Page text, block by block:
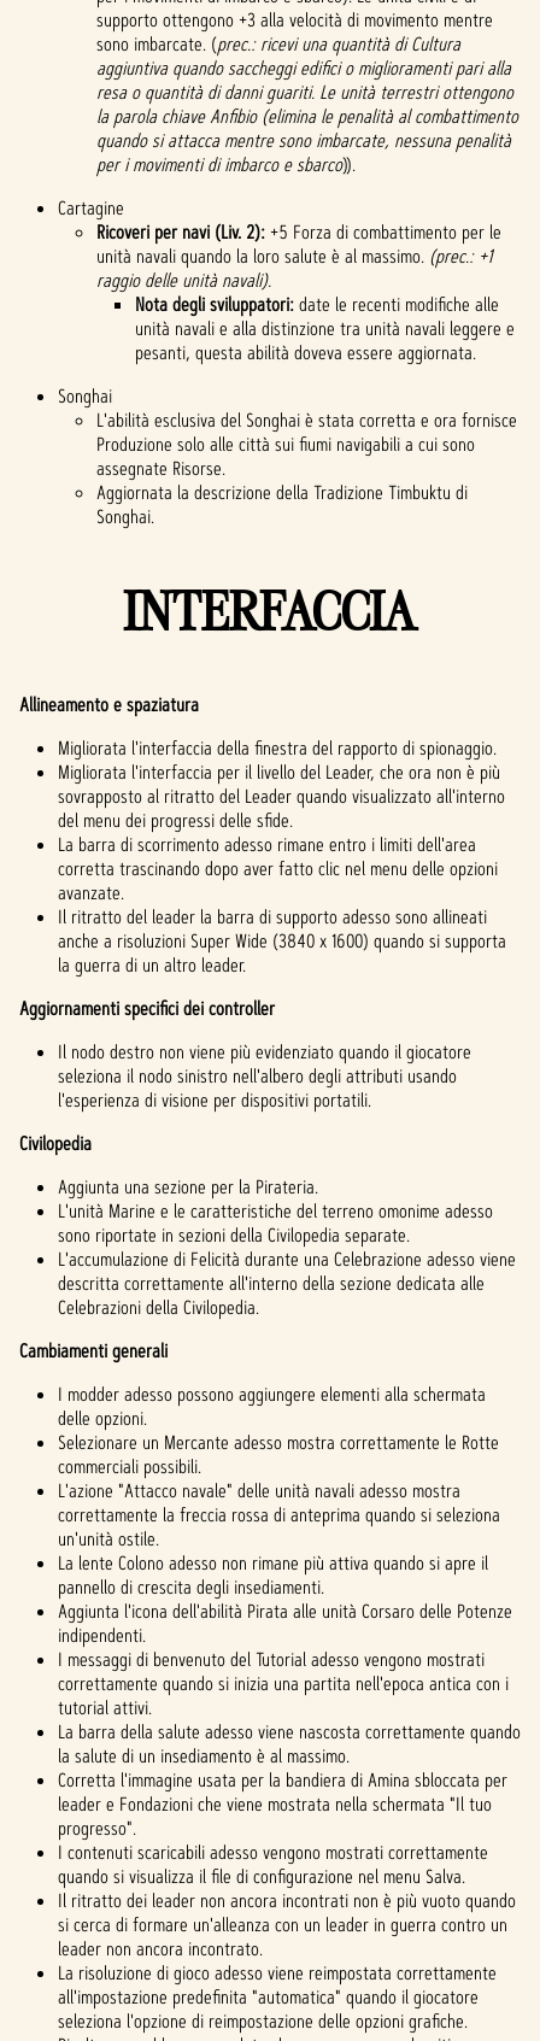
supporto ottengono +3 alla velocità di movimento mentre
sono imbarcate. (prec.: ricevi una quantità di Cultura
aggiuntiva quando saccheggi edifici o miglioramenti pari alla
resa o quantità di danni guariti. Le unità terrestri ottengono
la parola chiave Anfibio (elimina le penalità al combattimento
quando si attacca mentre sono imbarcate, nessuna penalità
per i movimenti di imbarco e sbarco)).
Cartagine
Ricoveri per navi (Liv. 2):+5 Forza di combattimento per le
unità navali quando la loro salute è al massimo. (prec.: +1
raggio delle unità navali).
Nota degli sviluppatori:date le recenti modifiche alle
unità navali e alla distinzione tra unità navali leggere e
pesanti, questa abilità doveva essere aggiornata.
Songhai
L'abilità esclusiva del Songhai è stata corretta e ora fornisce
Produzione solo alle città sui fiumi navigabili a cui sono
assegnate Risorse.
Aggiornata la descrizione della Tradizione Timbuktu di
Songhai.
INTERFACCIA
Allineamento e spaziatura
Migliorata l'interfaccia della finestra del rapporto di spionaggio.
Migliorata l'interfaccia per il livello del Leader, che ora non è più
sovrapposto al ritratto del Leader quando visualizzato all'interno
del menu dei progressi delle sfide.
La barra di scorrimento adesso rimane entro i limiti dell'area
corretta trascinando dopo aver fatto clic nel menu delle opzioni
avanzate.
Il ritratto del leader la barra di supporto adesso sono allineati
anche a risoluzioni Super Wide (3840 x 1600) quando si supporta
la guerra di un altro leader.
Aggiornamenti specifici dei controller
Il nodo destro non viene più evidenziato quando il giocatore
seleziona il nodo sinistro nell'albero degli attributi usando
l'esperienza di visione per dispositivi portatili.
Civilopedia
Aggiunta una sezione per la Pirateria.
L'unità Marine e le caratteristiche del terreno omonime adesso
sono riportate in sezioni della Civilopedia separate.
L'accumulazione di Felicità durante una Celebrazione adesso viene
descritta correttamente all'interno della sezione dedicata alle
Celebrazioni della Civilopedia.
Cambiamenti generali
I modder adesso possono aggiungere elementi alla schermata
delle opzioni.
Selezionare un Mercante adesso mostra correttamente le Rotte
commerciali possibili.
L'azione "Attacco navale" delle unità navali adesso mostra
correttamente la freccia rossa di anteprima quando si seleziona
un'unità ostile.
La lente Colono adesso non rimane più attiva quando si apre il
pannello di crescita degli insediamenti.
Aggiunta l'icona dell'abilità Pirata alle unità Corsaro delle Potenze
indipendenti.
I messaggi di benvenuto del Tutorial adesso vengono mostrati
correttamente quando si inizia una partita nell'epoca antica con i
tutorial attivi.
La barra della salute adesso viene nascosta correttamente quando
la salute di un insediamento è al massimo.
Corretta l'immagine usata per la bandiera di Amina sbloccata per
leader e Fondazioni che viene mostrata nella schermata "Il tuo
progresso".
I contenuti scaricabili adesso vengono mostrati correttamente
quando si visualizza il file di configurazione nel menu Salva.
Il ritratto dei leader non ancora incontrati non è più vuoto quando
si cerca di formare un'alleanza con un leader in guerra contro un
leader non ancora incontrato.
La risoluzione di gioco adesso viene reimpostata correttamente
all'impostazione predefinita "automatica" quando il giocatore
seleziona l'opzione di reimpostazione delle opzioni grafiche.